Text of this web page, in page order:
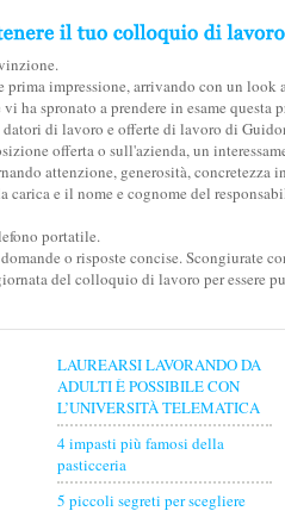
prima impressione, arrivando con un look
vi ha spronato a prendere in esame
di lavoro e offerte di lavoro di
offerta o sull'azienda, un
attenzione, generosità, concretezza
carica e il nome e cognome del
portatile.
domande o risposte concise.
del colloquio di lavoro per essere
LAUREARSI LAVORANDO DA
ADULTI È POSSIBILE CON
L’UNIVERSITÀ TELEMATICA
4 impasti più famosi della
pasticceria
5 piccoli segreti per scegliere